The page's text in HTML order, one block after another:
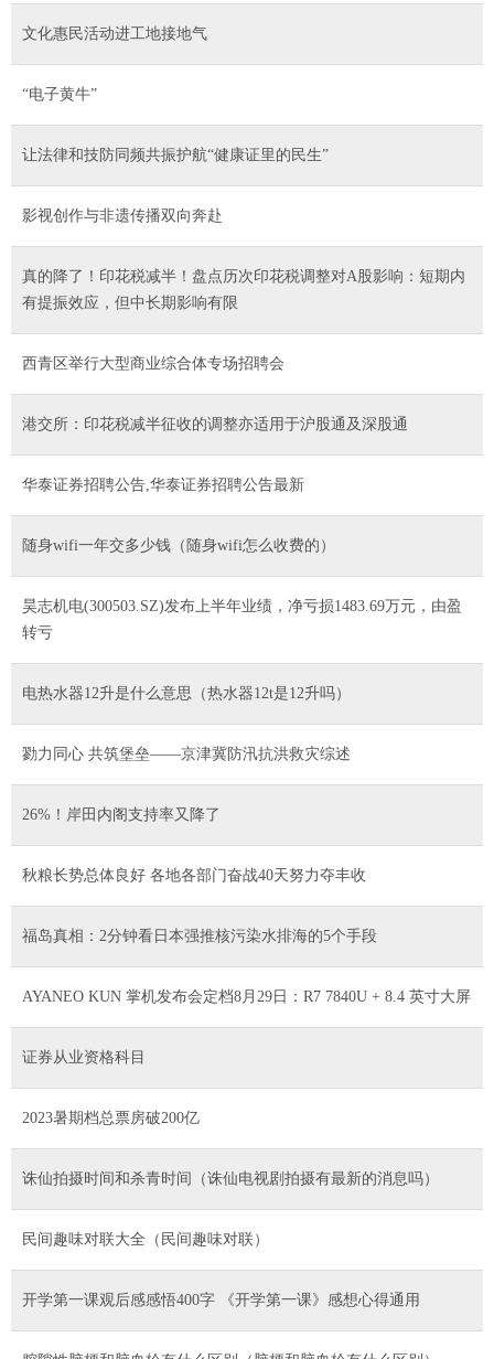
文化惠民活动进工地接地气
“电子黄牛”
让法律和技防同频共振护航“健康证里的民生”
影视创作与非遗传播双向奔赴
真的降了！印花税减半！盘点历次印花税调整对A股影响：短期内
有提振效应，但中长期影响有限
西青区举行大型商业综合体专场招聘会
港交所：印花税减半征收的调整亦适用于沪股通及深股通
华泰证券招聘公告,华泰证券招聘公告最新
随身wifi一年交多少钱（随身wifi怎么收费的）
昊志机电(300503.SZ)发布上半年业绩，净亏损1483.69万元，由盈
转亏
电热水器12升是什么意思（热水器12t是12升吗）
勠力同心 共筑堡垒——京津冀防汛抗洪救灾综述
26%！岸田内阁支持率又降了
秋粮长势总体良好 各地各部门奋战40天努力夺丰收
福岛真相：2分钟看日本强推核污染水排海的5个手段
AYANEO KUN 掌机发布会定档8月29日：R7 7840U + 8.4 英寸大屏
证券从业资格科目
2023暑期档总票房破200亿
诛仙拍摄时间和杀青时间（诛仙电视剧拍摄有最新的消息吗）
民间趣味对联大全（民间趣味对联）
开学第一课观后感感悟400字 《开学第一课》感想心得通用